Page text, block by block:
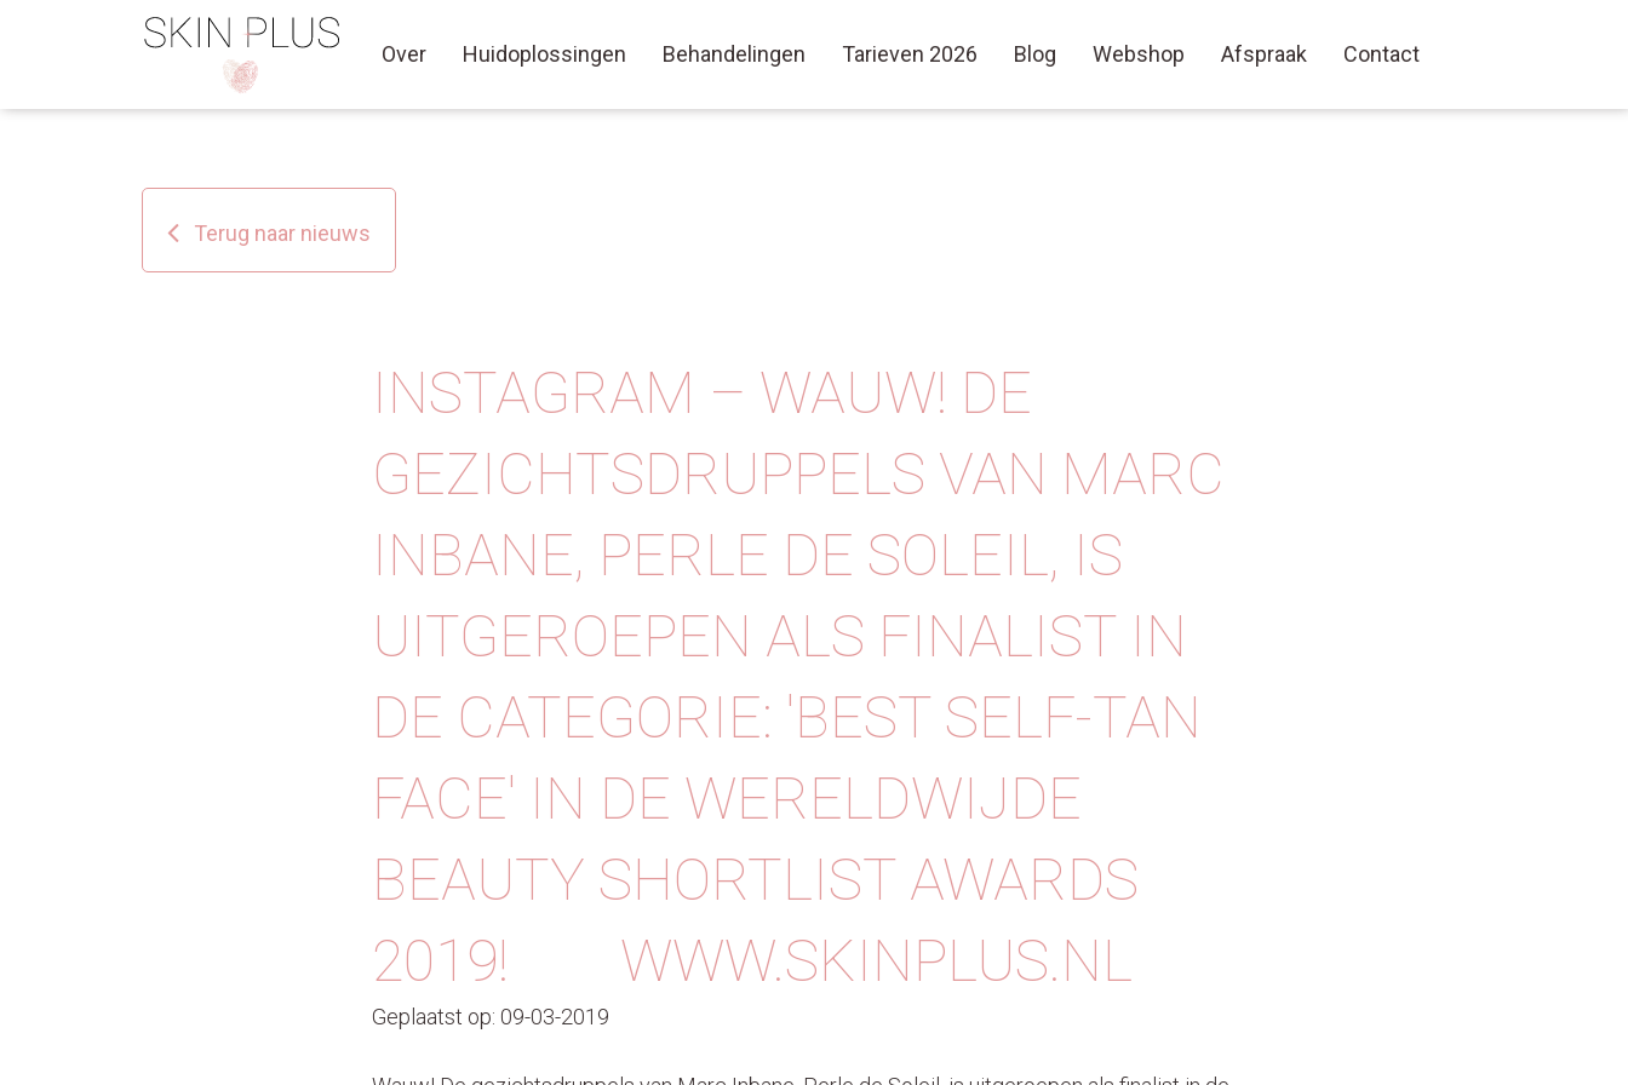
Over Huidoplossingen Behandelingen Tarieven 2026 Blog Webshop Afspraak Contact
Terug naar nieuws
INSTAGRAM – WAUW! DE
GEZICHTSDRUPPELS VAN MARC
INBANE, PERLE DE SOLEIL, IS
UITGEROEPEN ALS FINALIST IN
DE CATEGORIE: 'BEST SELF-TAN
FACE' IN DE WERELDWIJDE
BEAUTY SHORTLIST AWARDS
2019! ⠀⠀ WWW.SKINPLUS.NL
Geplaatst op: 09-03-2019